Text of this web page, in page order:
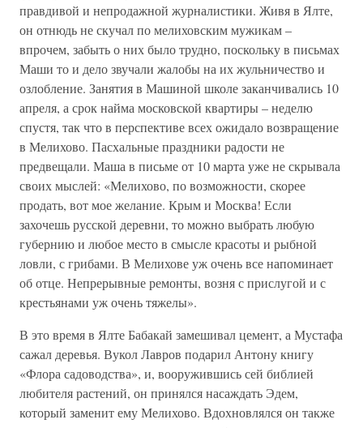
правдивой и непродажной журналистики. Живя в Ялте,
он отнюдь не скучал по мелиховским мужикам –
впрочем, забыть о них было трудно, поскольку в письмах
Маши то и дело звучали жалобы на их жульничество и
озлобление. Занятия в Машиной школе заканчивались 10
апреля, а срок найма московской квартиры – неделю
спустя, так что в перспективе всех ожидало возвращение
в Мелихово. Пасхальные праздники радости не
предвещали. Маша в письме от 10 марта уже не скрывала
своих мыслей: «Мелихово, по возможности, скорее
продать, вот мое желание. Крым и Москва! Если
захочешь русской деревни, то можно выбрать любую
губернию и любое место в смысле красоты и рыбной
ловли, с грибами. В Мелихове уж очень все напоминает
об отце. Непрерывные ремонты, возня с прислугой и с
крестьянами уж очень тяжелы».
В это время в Ялте Бабакай замешивал цемент, а Мустафа
сажал деревья. Вукол Лавров подарил Антону книгу
«Флора садоводства», и, вооружившись сей библией
любителя растений, он принялся насаждать Эдем,
который заменит ему Мелихово. Вдохновлялся он также